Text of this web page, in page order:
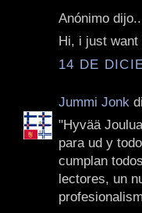
Anónimo
Hi, i just
14 DE
Jummi Jonk
‎"Hyvää
para ud y
cumplan
lectores, un